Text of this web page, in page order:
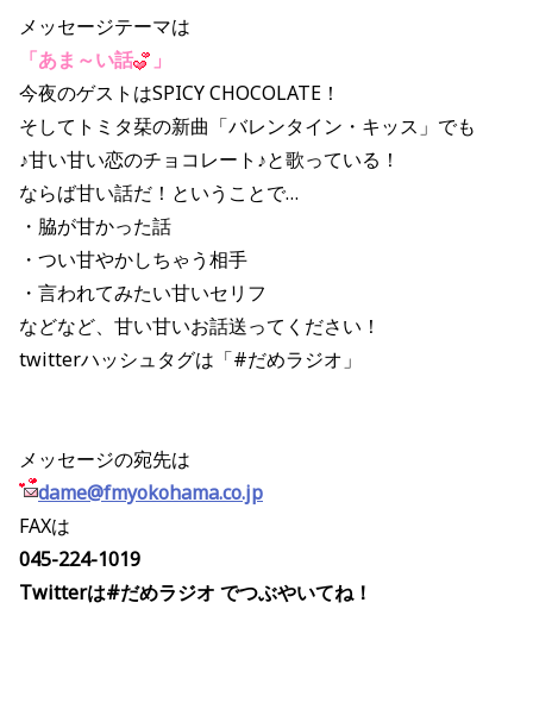
メッセージテーマは
「あま～い話
」
今夜のゲストはSPICY CHOCOLATE！
そしてトミタ栞の新曲「バレンタイン・キッス」でも
♪甘い甘い恋のチョコレート♪と歌っている！
ならば甘い話だ！ということで…
・脇が甘かった話
・つい甘やかしちゃう相手
・言われてみたい甘いセリフ
などなど、甘い甘いお話送ってください！
twitterハッシュタグは「#だめラジオ」
メッセージの宛先は
dame@fmyokohama.co.jp
FAXは
045-224-1019
Twitterは#だめラジオ でつぶやいてね！